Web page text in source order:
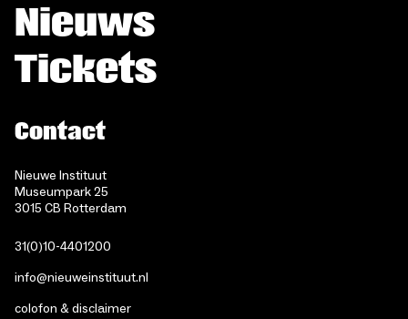
Nieuws
Tickets
Contact
Nieuwe Instituut
Museumpark 25
3015 CB Rotterdam
31(0)10-4401200
info@nieuweinstituut.nl
colofon & disclaimer